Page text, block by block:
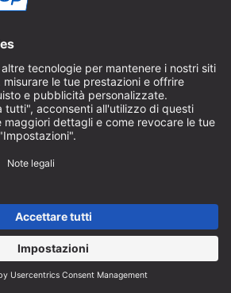
al venerdì
- 16:30